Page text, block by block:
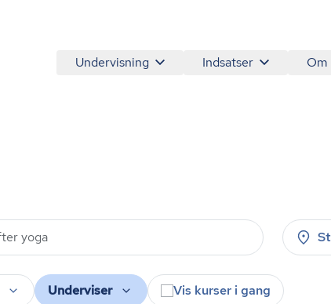
Undervisning Indsatser Om
Underviser Vis kurser i gang